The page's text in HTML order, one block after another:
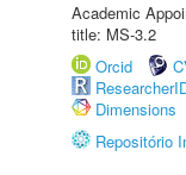
Academic
title: MS-3.2
Orcid
Dimensions
Repositório